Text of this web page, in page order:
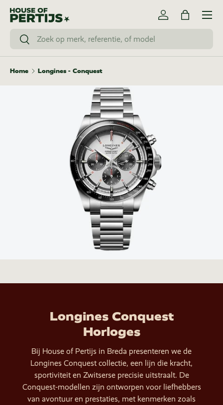
Skip to content
SearchSearch
Log inBag
Menu
Home Longines - Conquest
Longines Conquest
Horloges
Bij House of Pertijs in Breda presenteren we de
Longines Conquest collectie, een lijn die kracht,
sportiviteit en Zwitserse precisie uitstraalt. De
Conquest-modellen zijn ontworpen voor liefhebbers
van avontuur en prestaties, met kenmerken zoals